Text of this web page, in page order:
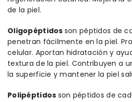
de la piel.
Oligopéptidos son péptidos de
penetran fácilmente en la piel.
celular. Aportan hidratación y
textura de la piel. Contribuyen a
la superficie y mantener la piel
Polipéptidos son péptidos de